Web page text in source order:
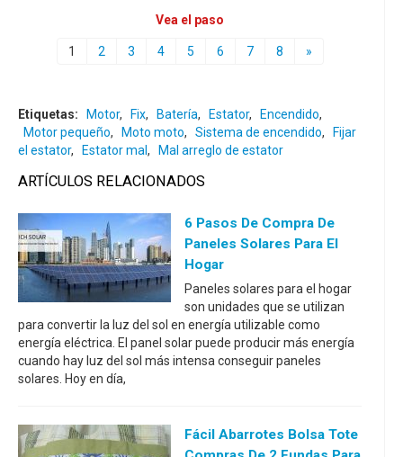
Vea el paso
1 2 3 4 5 6 7 8 »
Etiquetas: Motor, Fix, Batería, Estator, Encendido,
Motor pequeño, Moto moto, Sistema de encendido,
Fijar
el estator, Estator mal , Mal arreglo de estator
ARTÍCULOS RELACIONADOS
6 Pasos De Compra De
Paneles Solares Para El
Hogar
Paneles solares para el hogar
son unidades que se utilizan
para convertir la luz del sol en energía utilizable como
energía eléctrica. El panel solar puede producir más energía
cuando hay luz del sol más intensa conseguir paneles
solares. Hoy en día,
Fácil Abarrotes Bolsa Tote